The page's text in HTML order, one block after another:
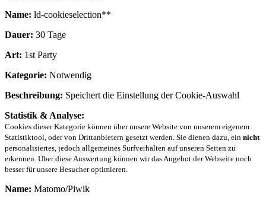
Name: ld-cookieselection**
Dauer: 30 Tage
Art: 1st Party
Kategorie: Notwendig
Beschreibung: Speichert die Einstellung der Cookie-Auswahl
Statistik & Analyse:
Cookies dieser Kategorie können über unsere Website von unserem eigenem
Statistiktool, oder von Drittanbietern gesetzt werden. Sie dienen dazu, ein nicht
personalisiertes, jedoch allgemeines Surfverhalten auf unseren Seiten zu
erkennen. Über diese Auswertung können wir das Angebot der Webseite noch
besser für unsere Besucher optimieren.
Name: Matomo/Piwik